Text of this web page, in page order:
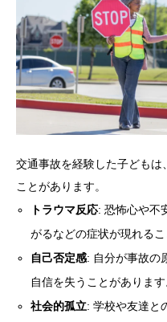
交通事故を経験した子ども
ことがあります。
トラウマ反応: 恐怖心や不
がるなどの症状が現れるこ
自己否定感: 自分が事故の
自信を失うことがあります
社会的孤立: 学校や友達と